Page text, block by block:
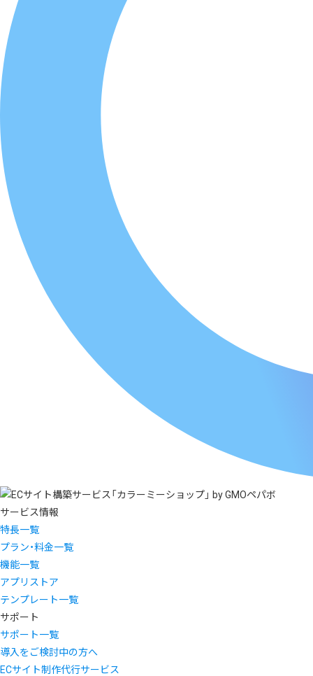
サービス情報
特長一覧
プラン・料金一覧
機能一覧
アプリストア
テンプレート一覧
サポート
サポート一覧
導入をご検討中の方へ
ECサイト制作代行サービス